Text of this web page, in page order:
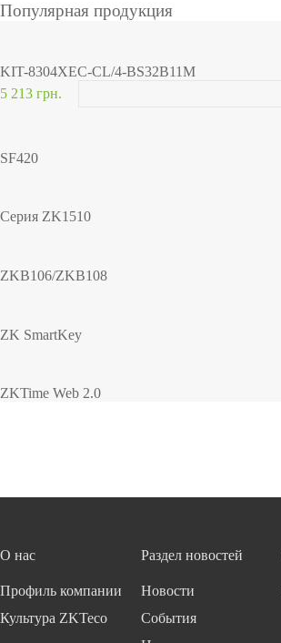
Популярная продукция
KIT-8304XEC-CL/4-BS32B11M
5 213 грн.
SF420
Серия ZK1510
ZKB106/ZKB108
ZK SmartKey
ZKTime Web 2.0
О нас
Профиль компании
Культура ZKTeco
Раздел новостей
Новости
События